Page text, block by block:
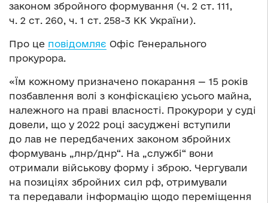
законом збройного формування (ч. 2 ст. 111,
ч. 2 ст. 260, ч. 1 ст. 258-3 КК України).
Про це повідомляє Офіс Генерального
прокурора.
«Їм кожному призначено покарання — 15 років
позбавлення волі з конфіскацією усього майна,
належного на праві власності. Прокурори у суді
довели, що у 2022 році засуджені вступили
до лав не передбачених законом збройних
формувань „лнр/днр“. На „службі“ вони
отримали військову форму і зброю. Чергували
на позиціях збройних сил рф, отримували
та передавали інформацію щодо переміщення